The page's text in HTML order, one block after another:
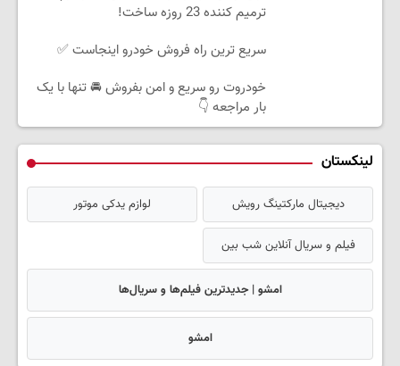
ترمیم کننده 23 روزه ساخت!
سریع ترین راه فروش خودرو اینجاست ✅
خودروت رو سریع و امن بفروش 🚘 تنها با یک
بار مراجعه 👇
لینکستان
دیجیتال مارکتینگ رویش لوازم یدکی موتور
فیلم و سریال آنلاین شب بین
امشو | جدیدترین فیلم‌ها و سریال‌ها
امشو